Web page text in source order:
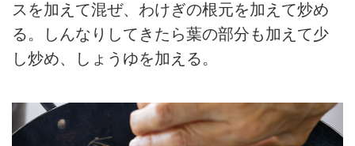
スを加えて混ぜ、わけぎの根元を加えて炒め
る。しんなりしてきたら葉の部分も加えて少
し炒め、しょうゆを加える。